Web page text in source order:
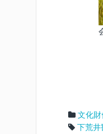
文化財
下荒井